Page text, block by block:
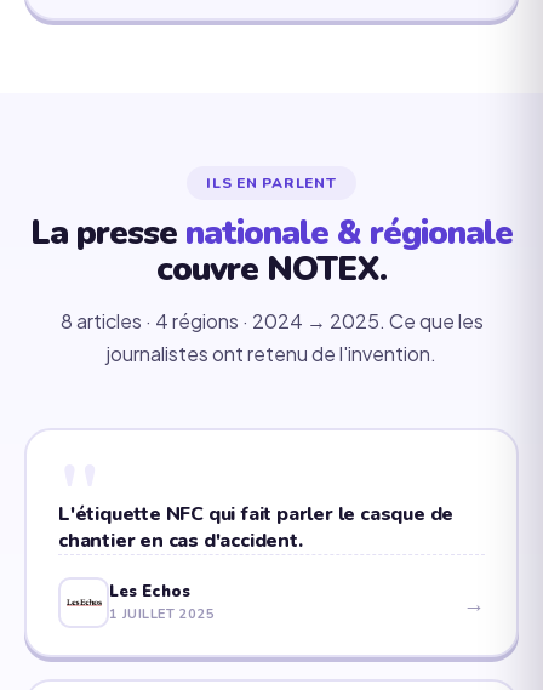
ILS EN PARLENT
La presse nationale & régionale
couvre NOTEX.
8 articles · 4 régions · 2024 → 2025. Ce que les
journalistes ont retenu de l'invention.
"
L'étiquette NFC qui fait parler le casque de
chantier en cas d'accident.
Les Echos
1 JUILLET 2025 →